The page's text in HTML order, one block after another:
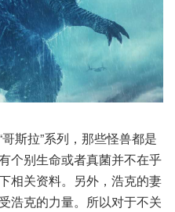
哥斯拉”系列，那些怪兽都是
个别生命或者真菌并不在乎
相关资料。另外，浩克的妻
浩克的力量。所以对于不关